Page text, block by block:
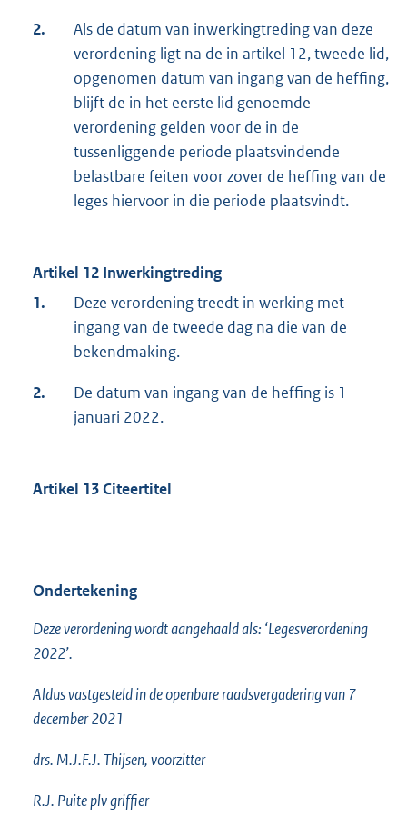
2.
Als de datum van inwerkingtreding van deze
verordening ligt na de in artikel 12, tweede lid,
opgenomen datum van ingang van de heffing,
blijft de in het eerste lid genoemde
verordening gelden voor de in de
tussenliggende periode plaatsvindende
belastbare feiten voor zover de heffing van de
leges hiervoor in die periode plaatsvindt.
Artikel 12 Inwerkingtreding
1.
Deze verordening treedt in werking met
ingang van de tweede dag na die van de
bekendmaking.
2.
De datum van ingang van de heffing is 1
januari 2022.
Artikel 13 Citeertitel
Ondertekening
Deze verordening wordt aangehaald als: ‘Legesverordening
2022’.
Aldus vastgesteld in de openbare raadsvergadering van 7
december 2021
drs. M.J.F.J. Thijsen, voorzitter
R.J. Puite plv griffier